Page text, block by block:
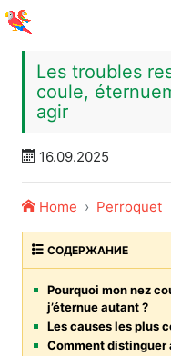
Les troubles
coule,
agir
16.09.2025
Home Perroquet
СОДЕРЖАНИЕ
Pourquoi mon nez
j’éternue autant ?
Les causes les plus
Comment